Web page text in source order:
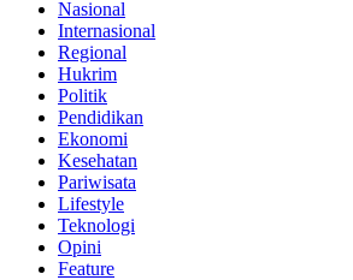
Nasional
Internasional
Regional
Hukrim
Politik
Pendidikan
Ekonomi
Kesehatan
Pariwisata
Lifestyle
Teknologi
Opini
Feature